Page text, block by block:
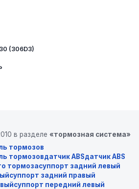
(306D3)
в разделе «тормозная система»
тормозов
тормозовдатчик ABSдатчик ABS
тормозасуппорт задний левый
суппорт задний правый
суппорт передний левый